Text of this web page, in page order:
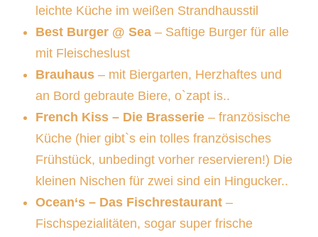
leichte Küche im weißen Strandhausstil
Best Burger @ Sea – Saftige Burger für alle
mit Fleischeslust
Brauhaus – mit Biergarten, Herzhaftes und
an Bord gebraute Biere, o`zapt is..
French Kiss – Die Brasserie – französische
Küche (hier gibt`s ein tolles französisches
Frühstück, unbedingt vorher reservieren!) Die
kleinen Nischen für zwei sind ein Hingucker..
Ocean‘s – Das Fischrestaurant –
Fischspezialitäten, sogar super frische